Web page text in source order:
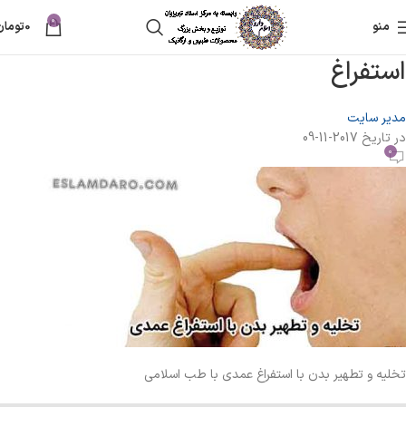
منو 0
0
استفراغ
مدیر سایت
در تاریخ 2017-11-09
0
تخلیه و تطهیر بدن با استفراغ عمدی با طب اسلامی